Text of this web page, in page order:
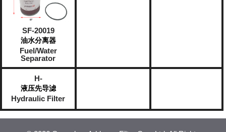
SF-20019
油水分离器
Fuel/Water
Separator
H-
液压先导滤
Hydraulic Filter